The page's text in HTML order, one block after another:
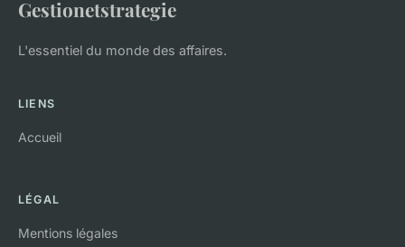
Gestionetstrategie
L'essentiel du monde des affaires.
LIENS
Accueil
LÉGAL
Mentions légales